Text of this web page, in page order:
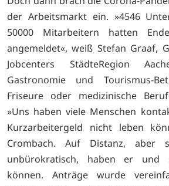
der Arbeitsmarkt ein. »4546
50000 Mitarbeitern hatten
angemeldet«, weiß Stefan Graaf,
Jobcenters StädteRegion
Gastronomie und Tourismus-
Friseure oder medizinische
»Uns haben viele Menschen
Kurzarbeitergeld nicht leben
Crombach. Auf Distanz, aber
unbürokratisch, haben er und
können. Anträge wurde